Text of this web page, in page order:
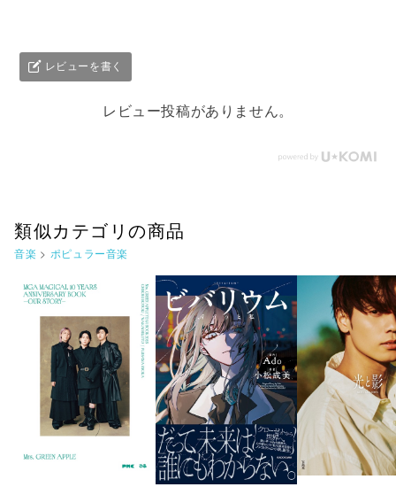
レビューを書く
レビュー投稿がありません。
類似カテゴリの商品
音楽 > ポピュラー音楽